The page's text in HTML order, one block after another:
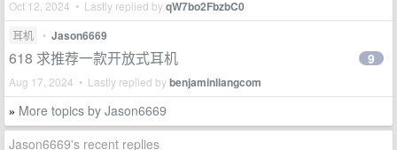
Oct 12, 2024 • Lastly replied byqW7bo2FbzbC0
耳机 • Jason6669
618 求推荐一款开放式耳机
Aug 17, 2024 • Lastly replied bybenjaminliangcom
9
» More topics by Jason6669
Jason6669's recent replies